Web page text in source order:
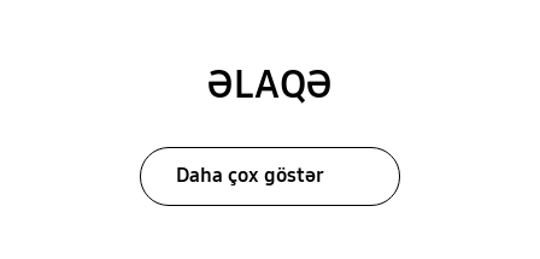
ƏLAQƏ
Daha çox göstər